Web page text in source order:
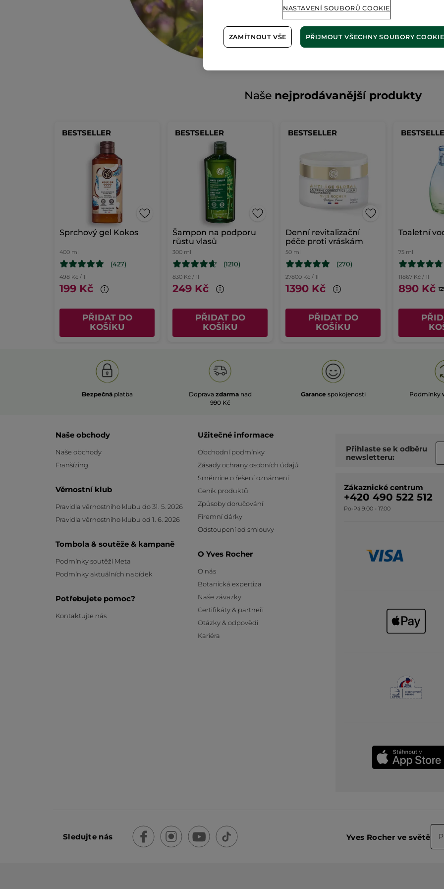
Zdá se, že tatostránka již
Naše nejprodávanější produkty
BESTSELLER
Sprchový gel Kokos
400 ml
(427)
498 Kč / 1l
199 Kč
PŘIDAT DO
KOŠÍKU
BESTSELLER
Šampon na podporu
růstu vlasů
300 ml
(1210)
830 Kč / 1l
249 Kč
PŘIDAT DO
KOŠÍKU
BESTSELLER
Denní revitalizační
péče proti vráskám
50 ml
(270)
27800 Kč / 1l
1390 Kč
PŘIDAT DO
KOŠÍKU
Toaletní
75 ml
11867 Kč / 1l
890 Kč
Bezpečná platba Doprava zdarma nad
990 Kč
Garance spokojenosti Podmínky
Naše obchody
Naše obchody
Franšízing
Věrnostní klub
Pravidla věrnostního klubu do 31. 5. 2026
Pravidla věrnostního klubu od 1. 6. 2026
Tombola & soutěže & kampaně
Podmínky soutěží Meta
Podmínky aktuálních nabídek
Potřebujete pomoc?
Kontaktujte nás
Užitečné informace
Obchodní podmínky
Zásady ochrany osobních údajů
Směrnice o řešení oznámení
Ceník produktů
Způsoby doručování
Firemní dárky
Odstoupení od smlouvy
O Yves Rocher
O nás
Botanická expertiza
Naše závazky
Certifikáty & partneři
Otázky & odpovědi
Kariéra
Přihlaste se k odběru
newsletteru:
Zákaznické centrum
+420 490 522 512
Po-Pá 9.00 - 17.00
Sledujte nás Yves Rocher ve světě
NASTAVENÍ SOUBORŮ COOKIE
ZAMÍTNOUT VŠE PŘIJMOUT VŠECHNY SOUBORY COOKIE